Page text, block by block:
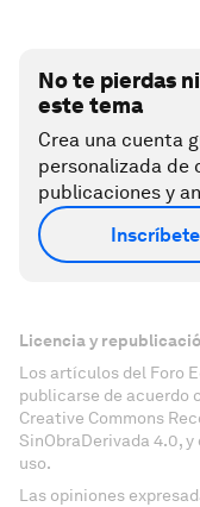
No te pierdas
este tema
Crea una cuenta
personalizada de
publicaciones y
Licencia y
Los artículos del Foro
publicarse de acuerdo
Creative Commons
SinObraDerivada 4.0,
uso.
Las opiniones